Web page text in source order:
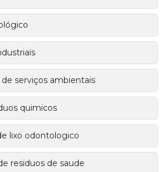
serviços ambientais
quimicos
lixo odontologico
residuos de saude